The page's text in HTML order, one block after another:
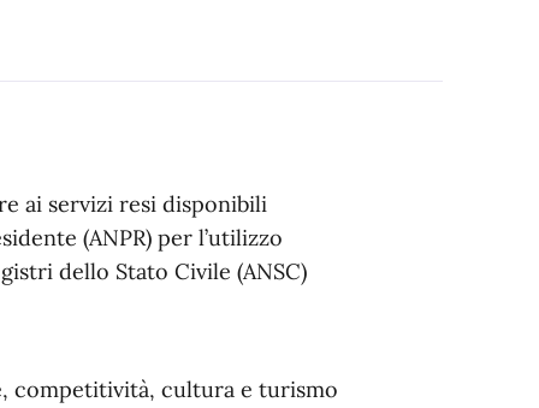
ai servizi resi disponibili
(ANPR) per l’utilizzo
dello Stato Civile (ANSC)
competitività, cultura e turismo